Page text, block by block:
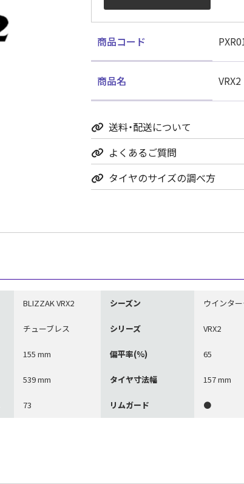
商品コード
商品名 VRX2
送料・配送について
よくあるご質問
タイヤのサイズの調べ方
BLIZZAK VRX2 シーズン ウインタ
チューブレス シリーズ VRX2
155 mm 偏平率(%) 65
539 mm タイヤ寸法幅 157 mm
73 リムガード ●